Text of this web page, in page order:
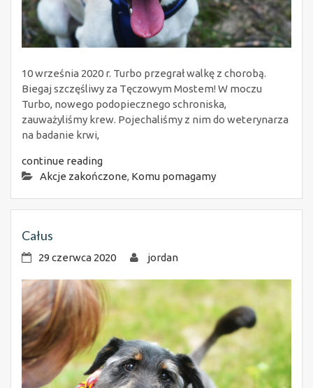
10 września 2020 r. Turbo przegrał walkę z chorobą.
Biegaj szczęśliwy za Tęczowym Mostem! W moczu
Turbo, nowego podopiecznego schroniska,
zauważyliśmy krew. Pojechaliśmy z nim do weterynarza
na badanie krwi,
continue reading
Akcje zakończone, Komu pomagamy
Całus
29 czerwca 2020 jordan